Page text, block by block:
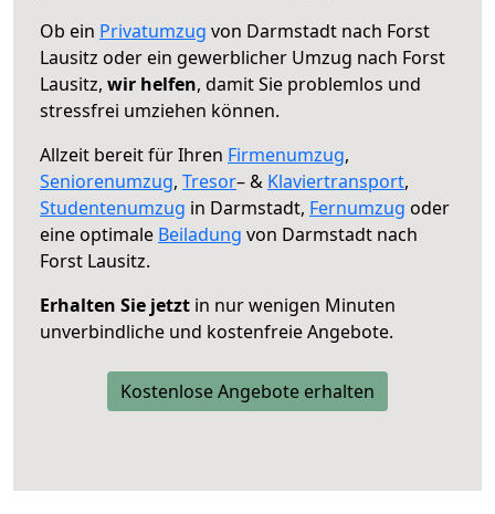
Ob ein Privatumzug von Darmstadt nach Forst
Lausitz oder ein gewerblicher Umzug nach Forst
Lausitz, wir helfen, damit Sie problemlos und
stressfrei umziehen können.
Allzeit bereit für Ihren Firmenumzug,
Seniorenumzug, Tresor– & Klaviertransport,
Studentenumzug in Darmstadt, Fernumzug oder
eine optimale Beiladung von Darmstadt nach
Forst Lausitz.
Erhalten Sie jetzt in nur wenigen Minuten
unverbindliche und kostenfreie Angebote.
Kostenlose Angebote erhalten